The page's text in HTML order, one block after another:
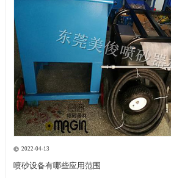
2022-04-13
喷砂设备有哪些应用范围